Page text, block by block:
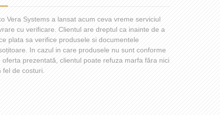
Vera Systems a lansat acum ceva vreme serviciul
cu verificare. Clientul are dreptul ca inainte de a
plata sa verifice produsele si documentele
In cazul in care produsele nu sunt conforme
oferta prezentată, clientul poate refuza marfa făra nici
fel de costuri.